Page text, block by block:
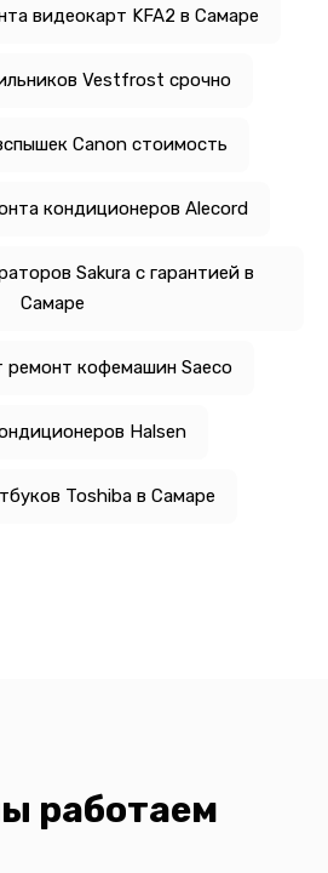
видеокарт KFA2 в Самаре
Vestfrost срочно
Canon стоимость
кондиционеров Alecord
Sakura с гарантией в
Самаре
ремонт кофемашин Saeco
Halsen
Toshiba в Самаре
работаем